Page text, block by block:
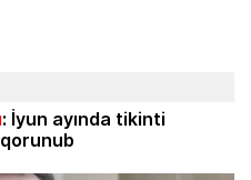
: İyun ayında tikinti